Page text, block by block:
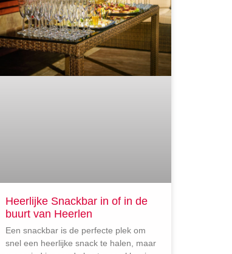
Heerlijke Snackbar in of in de
buurt van Heerlen
Een snackbar is de perfecte plek om
snel een heerlijke snack te halen, maar